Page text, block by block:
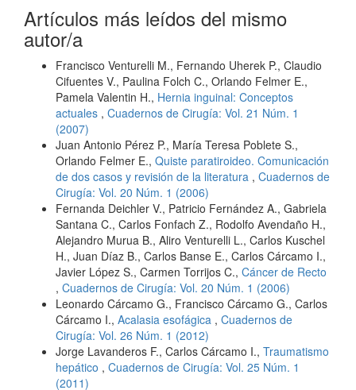
Artículos más leídos del mismo
autor/a
Francisco Venturelli M., Fernando Uherek P., Claudio
Cifuentes V., Paulina Folch C., Orlando Felmer E.,
Pamela Valentin H., Hernia inguinal: Conceptos
actuales , Cuadernos de Cirugía: Vol. 21 Núm. 1
(2007)
Juan Antonio Pérez P., María Teresa Poblete S.,
Orlando Felmer E., Quiste paratiroideo. Comunicación
de dos casos y revisión de la literatura , Cuadernos de
Cirugía: Vol. 20 Núm. 1 (2006)
Fernanda Deichler V., Patricio Fernández A., Gabriela
Santana C., Carlos Fonfach Z., Rodolfo Avendaño H.,
Alejandro Murua B., Aliro Venturelli L., Carlos Kuschel
H., Juan Díaz B., Carlos Banse E., Carlos Cárcamo I.,
Javier López S., Carmen Torrijos C., Cáncer de Recto
, Cuadernos de Cirugía: Vol. 20 Núm. 1 (2006)
Leonardo Cárcamo G., Francisco Cárcamo G., Carlos
Cárcamo I., Acalasia esofágica , Cuadernos de
Cirugía: Vol. 26 Núm. 1 (2012)
Jorge Lavanderos F., Carlos Cárcamo I., Traumatismo
hepático , Cuadernos de Cirugía: Vol. 25 Núm. 1
(2011)